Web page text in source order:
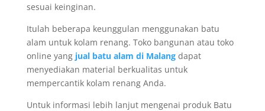
sesuai keinginan.
Itulah beberapa keunggulan menggunakan batu
alam untuk kolam renang. Toko bangunan atau toko
online yang jual batu alam di Malang dapat
menyediakan material berkualitas untuk
mempercantik kolam renang Anda.
Untuk informasi lebih lanjut mengenai produk Batu